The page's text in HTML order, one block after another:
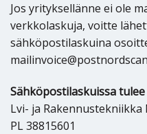
Jos yrityksellänne ei ole
verkkolaskuja, voitte
sähköpostilaskuina
Sähköpostilaskuissa
Lvi- ja
PL 38815601